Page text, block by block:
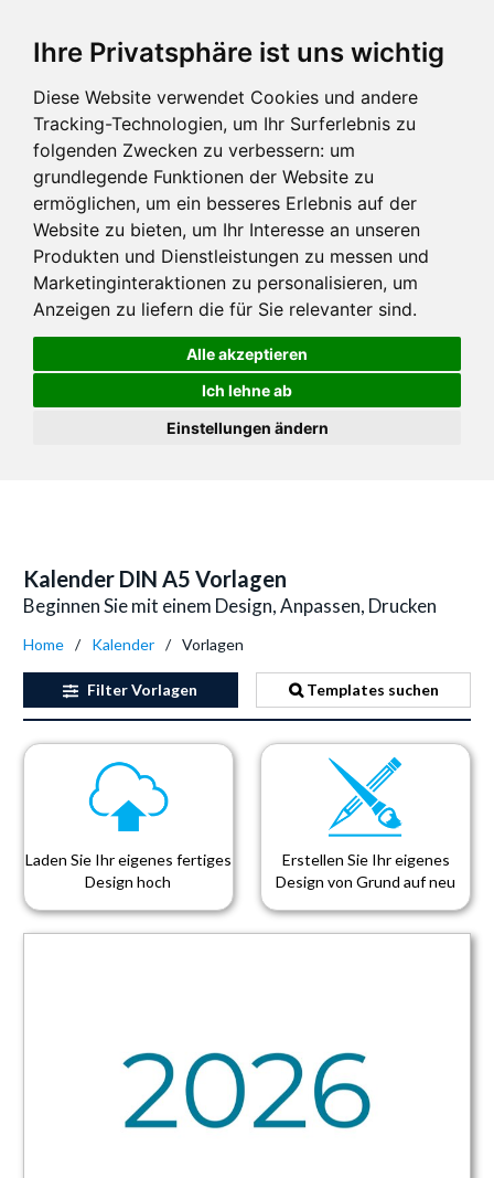
Ihre Privatsphäre ist uns wichtig
Diese Website verwendet Cookies und andere
Tracking-Technologien, um Ihr Surferlebnis zu
folgenden Zwecken zu verbessern: um
grundlegende Funktionen der Website zu
ermöglichen, um ein besseres Erlebnis auf der
Website zu bieten, um Ihr Interesse an unseren
Produkten und Dienstleistungen zu messen und
Marketinginteraktionen zu personalisieren, um
Anzeigen zu liefern die für Sie relevanter sind.
Alle akzeptieren
Ich lehne ab
Einstellungen ändern
Kalender DIN A5 Vorlagen
Beginnen Sie mit einem Design, Anpassen, Drucken
Home Kalender Vorlagen
FilterVorlagen Templates suchen
Laden Sie Ihr eigenes fertiges
Design hoch
Erstellen Sie Ihr eigenes
Design von Grund auf neu